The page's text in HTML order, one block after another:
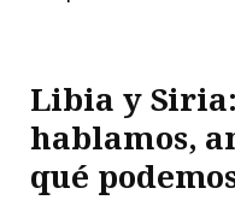
Libia y
hablamos,
qué